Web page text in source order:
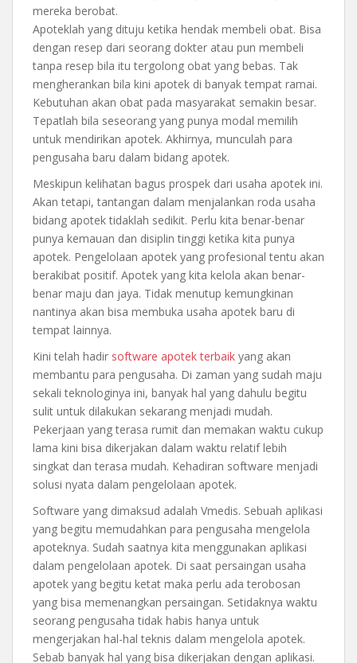
mereka berobat.
Apoteklah yang dituju ketika hendak membeli obat. Bisa
dengan resep dari seorang dokter atau pun membeli
tanpa resep bila itu tergolong obat yang bebas. Tak
mengherankan bila kini apotek di banyak tempat ramai.
Kebutuhan akan obat pada masyarakat semakin besar.
Tepatlah bila seseorang yang punya modal memilih
untuk mendirikan apotek. Akhirnya, munculah para
pengusaha baru dalam bidang apotek.
Meskipun kelihatan bagus prospek dari usaha apotek ini.
Akan tetapi, tantangan dalam menjalankan roda usaha
bidang apotek tidaklah sedikit. Perlu kita benar-benar
punya kemauan dan disiplin tinggi ketika kita punya
apotek. Pengelolaan apotek yang profesional tentu akan
berakibat positif. Apotek yang kita kelola akan benar-
benar maju dan jaya. Tidak menutup kemungkinan
nantinya akan bisa membuka usaha apotek baru di
tempat lainnya.
Kini telah hadir software apotek terbaik yang akan
membantu para pengusaha. Di zaman yang sudah maju
sekali teknologinya ini, banyak hal yang dahulu begitu
sulit untuk dilakukan sekarang menjadi mudah.
Pekerjaan yang terasa rumit dan memakan waktu cukup
lama kini bisa dikerjakan dalam waktu relatif lebih
singkat dan terasa mudah. Kehadiran software menjadi
solusi nyata dalam pengelolaan apotek.
Software yang dimaksud adalah Vmedis. Sebuah aplikasi
yang begitu memudahkan para pengusaha mengelola
apoteknya. Sudah saatnya kita menggunakan aplikasi
dalam pengelolaan apotek. Di saat persaingan usaha
apotek yang begitu ketat maka perlu ada terobosan
yang bisa memenangkan persaingan. Setidaknya waktu
seorang pengusaha tidak habis hanya untuk
mengerjakan hal-hal teknis dalam mengelola apotek.
Sebab banyak hal yang bisa dikerjakan dengan aplikasi.